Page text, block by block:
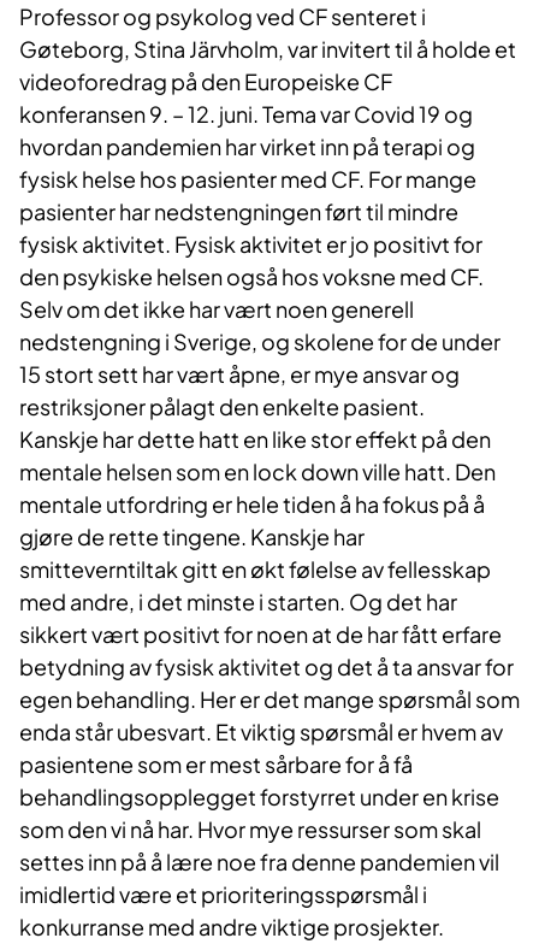
Professor og psykolog ved CF senteret i
Gøteborg, Stina Järvholm, var invitert til å holde et
videoforedrag på den Europeiske CF
konferansen 9. – 12. juni. Tema var Covid 19 og
hvordan pandemien har virket inn på terapi og
fysisk helse hos pasienter med CF. For mange
pasienter har nedstengningen ført til mindre
fysisk aktivitet. Fysisk aktivitet er jo positivt for
den psykiske helsen også hos voksne med CF.
Selv om det ikke har vært noen generell
nedstengning i Sverige, og skolene for de under
15 stort sett har vært åpne, er mye ansvar og
restriksjoner pålagt den enkelte pasient.
Kanskje har dette hatt en like stor effekt på den
mentale helsen som en lock down ville hatt. Den
mentale utfordring er hele tiden å ha fokus på å
gjøre de rette tingene. Kanskje har
smitteverntiltak gitt en økt følelse av fellesskap
med andre, i det minste i starten. Og det har
sikkert vært positivt for noen at de har fått erfare
betydning av fysisk aktivitet og det å ta ansvar for
egen behandling. Her er det mange spørsmål som
enda står ubesvart. Et viktig spørsmål er hvem av
pasientene som er mest sårbare for å få
behandlingsopplegget forstyrret under en krise
som den vi nå har. Hvor mye ressurser som skal
settes inn på å lære noe fra denne pandemien vil
imidlertid være et prioriteringsspørsmål i
konkurranse med andre viktige prosjekter.